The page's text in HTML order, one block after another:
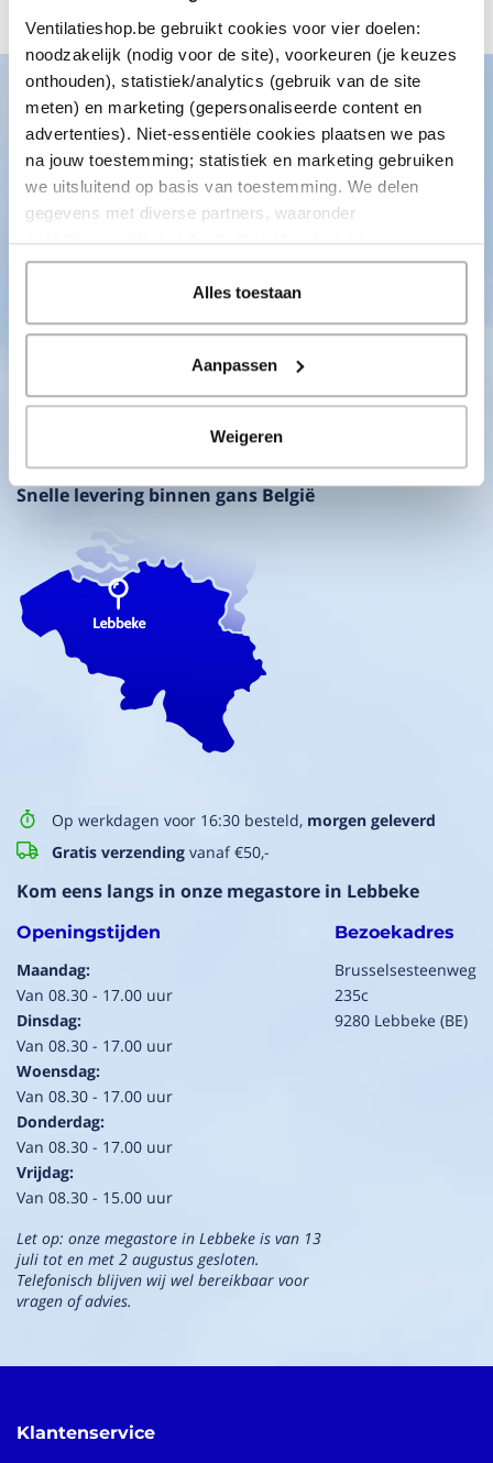
Ventilatieshop.be gebruikt cookies voor vier doelen:
noodzakelijk (nodig voor de site), voorkeuren (je keuzes
onthouden), statistiek/analytics (gebruik van de site
meten) en marketing (gepersonaliseerde content en
advertenties). Niet-essentiële cookies plaatsen we pas
na jouw toestemming; statistiek en marketing gebruiken
we uitsluitend op basis van toestemming. We delen
gegevens met diverse partners, waaronder
analyticsproviders, advertentienetwerken en
socialmediaplatforms; in onzeCookieverklaringvind je
de volledige lijst van partijen en de bewaartermijnen per
categorie. Je kunt je keuze op elk moment wijzigen of
onze gegevensverwerking staat in de
Alles toestaan
Aanpassen
Weigeren
Bekijk alle verhalen
Advies nodig van onze specialisten?
Neem contact met ons op en wij helpen je verder op weg!
Onze klantenservice is bereikbaar van 08:30 tot 17:00 uur
Bel naar +32 (0) 78 482 990
Stuur ons een mail
Antwoord binnen een dag
Kom naar onze Megastore
Snelle levering binnen gans België
Op werkdagen voor 16:30 besteld, morgen geleverd
Gratis verzending vanaf €50,-
Kom eens langs in onze megastore in Lebbeke
Openingstijden
Maandag:
Van 08.30 - 17.00 uur
Dinsdag:
Van 08.30 - 17.00 uur
Woensdag:
Van 08.30 - 17.00 uur
Donderdag:
Van 08.30 - 17.00 uur
Vrijdag:
Van 08.30 - 15.00 uur
Let op: onze megastore in Lebbeke is van 13
juli tot en met 2 augustus gesloten.
Telefonisch blijven wij wel bereikbaar voor
vragen of advies.
Bezoekadres
Brusselsesteenweg
235c
9280 Lebbeke (BE)
Klantenservice